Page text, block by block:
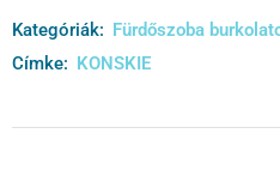
Kategóriák: Fürdőszoba
Címke:
KONSKIE